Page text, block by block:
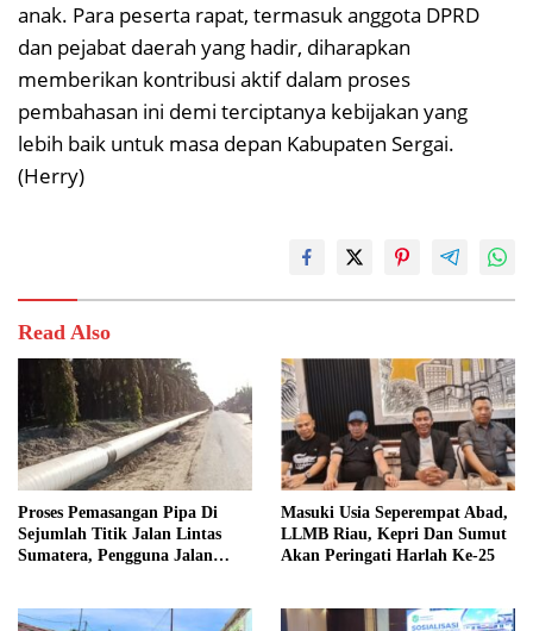
anak. Para peserta rapat, termasuk anggota DPRD
dan pejabat daerah yang hadir, diharapkan
memberikan kontribusi aktif dalam proses
pembahasan ini demi terciptanya kebijakan yang
lebih baik untuk masa depan Kabupaten Sergai.
(Herry)
Read Also
Proses Pemasangan Pipa Di
Sejumlah Titik Jalan Lintas
Sumatera, Pengguna Jalan
Masuki Usia Seperempat Abad,
LLMB Riau, Kepri Dan Sumut
Akan Peringati Harlah Ke-25